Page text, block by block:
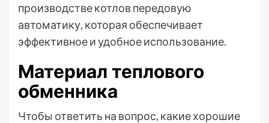
производстве котлов передовую
автоматику, которая обеспечивает
эффективное и удобное использование.
Материал теплового
обменника
Чтобы ответить на вопрос, какие хорошие